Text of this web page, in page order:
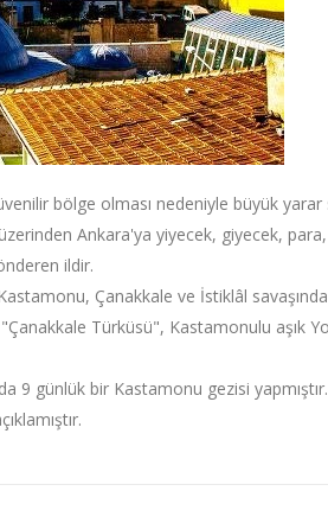
bölge olması nedeniyle büyük yarar
Ankara'ya yiyecek, giyecek,
ildir.
Çanakkale ve İstiklâl
Türküsü", Kastamonulu aşık
9 günlük bir Kastamonu gezisi